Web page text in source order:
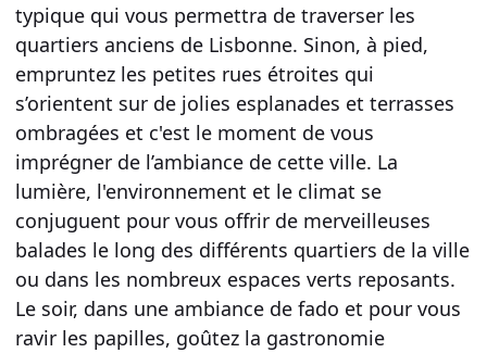
typique qui vous permettra de traverser les
quartiers anciens de Lisbonne. Sinon, à pied,
empruntez les petites rues étroites qui
s’orientent sur de jolies esplanades et terrasses
ombragées et c'est le moment de vous
imprégner de l’ambiance de cette ville. La
lumière, l'environnement et le climat se
conjuguent pour vous offrir de merveilleuses
balades le long des différents quartiers de la ville
ou dans les nombreux espaces verts reposants.
Le soir, dans une ambiance de fado et pour vous
ravir les papilles, goûtez la gastronomie